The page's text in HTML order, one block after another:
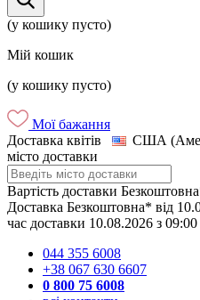
(у кошику пусто)
Мій кошик
(у кошику пусто)
Мої бажання
Доставка квітів
США
місто доставки
Вартість доставки
Доставка Безкоштовна* від
час доставки 10.08.2026 з 09:00
044 355 6008
+38 067 630 6607
0 800 75 6008